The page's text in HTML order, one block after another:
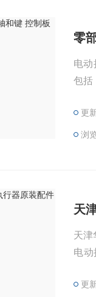
零
电动
包括
块、
更
浏
天
天津
电
式。
更